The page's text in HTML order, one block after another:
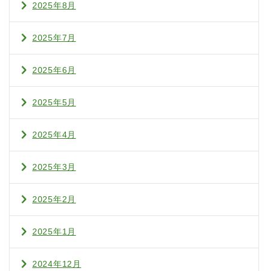
2025年8月
2025年7月
2025年6月
2025年5月
2025年4月
2025年3月
2025年2月
2025年1月
2024年12月